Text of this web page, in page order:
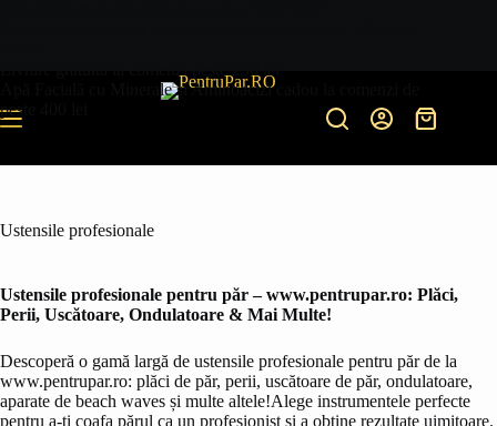
Apă Facială cu Minerale și Aminoacizi cadou la comenzi de
peste 400 lei
Coș
cumpărături
Ustensile profesionale
Ustensile profesionale pentru păr – www.pentrupar.ro: Plăci,
Perii, Uscătoare, Ondulatoare & Mai Multe!
Descoperă o gamă largă de ustensile profesionale pentru păr de la
www.pentrupar.ro: plăci de păr, perii, uscătoare de păr, ondulatoare,
aparate de beach waves și multe altele!Alege instrumentele perfecte
pentru a-ți coafa părul ca un profesionist și a obține rezultate uimitoare.